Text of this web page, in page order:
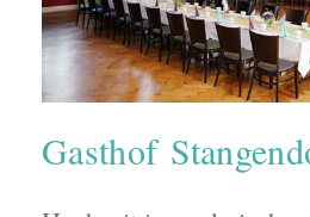
Gasthof